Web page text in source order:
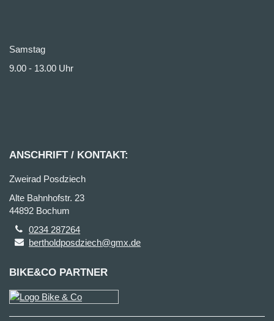
Samstag
9.00 - 13.00 Uhr
ANSCHRIFT / KONTAKT:
Zweirad Posdziech
Alte Bahnhofstr. 23
44892 Bochum
0234 287264
bertholdposdziech@gmx.de
BIKE&CO PARTNER